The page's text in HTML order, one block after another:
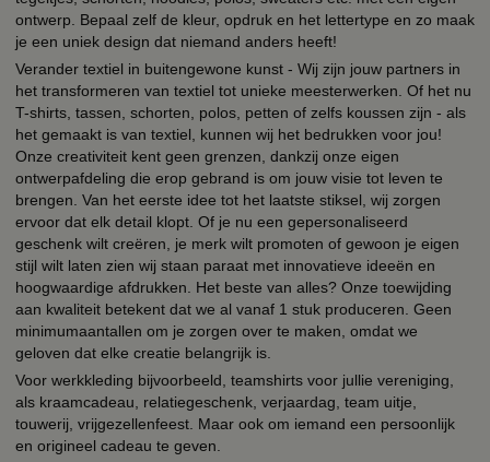
ontwerp. Bepaal zelf de kleur, opdruk en het lettertype en zo maak
je een uniek design dat niemand anders heeft!
Verander textiel in buitengewone kunst - Wij zijn jouw partners in
het transformeren van textiel tot unieke meesterwerken. Of het nu
T-shirts, tassen, schorten, polos, petten of zelfs koussen zijn - als
het gemaakt is van textiel, kunnen wij het bedrukken voor jou!
Onze creativiteit kent geen grenzen, dankzij onze eigen
ontwerpafdeling die erop gebrand is om jouw visie tot leven te
brengen. Van het eerste idee tot het laatste stiksel, wij zorgen
ervoor dat elk detail klopt. Of je nu een gepersonaliseerd
geschenk wilt creëren, je merk wilt promoten of gewoon je eigen
stijl wilt laten zien wij staan paraat met innovatieve ideeën en
hoogwaardige afdrukken. Het beste van alles? Onze toewijding
aan kwaliteit betekent dat we al vanaf 1 stuk produceren. Geen
minimumaantallen om je zorgen over te maken, omdat we
geloven dat elke creatie belangrijk is.
Voor werkkleding bijvoorbeeld, teamshirts voor jullie vereniging,
als kraamcadeau, relatiegeschenk, verjaardag, team uitje,
touwerij, vrijgezellenfeest. Maar ook om iemand een persoonlijk
en origineel cadeau te geven.